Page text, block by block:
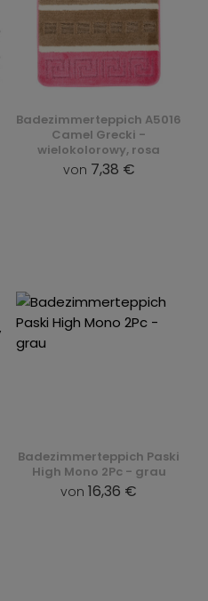
Badezimmerteppich A5016
Camel Grecki -
wielokolorowy, rosa
von 7,38 €
Badezimmerteppich Paski
High Mono 2Pc - grau
von 16,36 €